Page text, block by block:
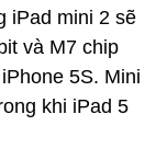
iPad mini 2 sẽ
và M7 chip
5S. Mini
khi iPad 5